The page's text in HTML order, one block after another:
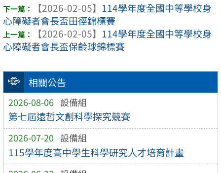
相關公告
2026-08-06 設備組
第七屆遠哲文創科學探究競賽
2026-07-20 設備組
115學年度高中學生科學研究人才培育計畫
【2026-02-05】 114學年度全國中等學校身
心障礙者會長盃田徑錦標賽
【2026-02-05】 114學年度全國中等學校身
心障礙者會長盃保齡球錦標賽